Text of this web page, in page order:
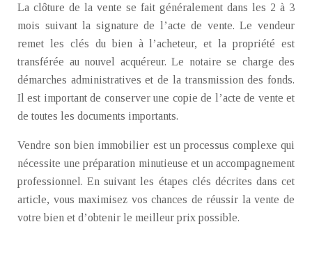
La clôture de la vente se fait généralement dans les 2 à 3
mois suivant la signature de l’acte de vente. Le vendeur
remet les clés du bien à l’acheteur, et la propriété est
transférée au nouvel acquéreur. Le notaire se charge des
démarches administratives et de la transmission des fonds.
Il est important de conserver une copie de l’acte de vente et
de toutes les documents importants.
Vendre son bien immobilier est un processus complexe qui
nécessite une préparation minutieuse et un accompagnement
professionnel. En suivant les étapes clés décrites dans cet
article, vous maximisez vos chances de réussir la vente de
votre bien et d’obtenir le meilleur prix possible.